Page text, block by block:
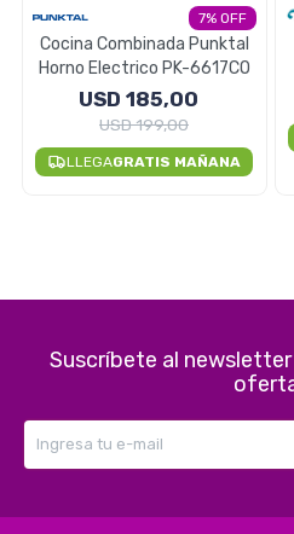
7
Cocina Combinada Punktal
Horno Electrico PK-6617CO
USD 185,00
USD199,00
LLEGAGRATIS MAÑANA
Suscríbete al
Pequeños
Deportes y